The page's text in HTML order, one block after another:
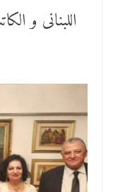
اللبنانى و